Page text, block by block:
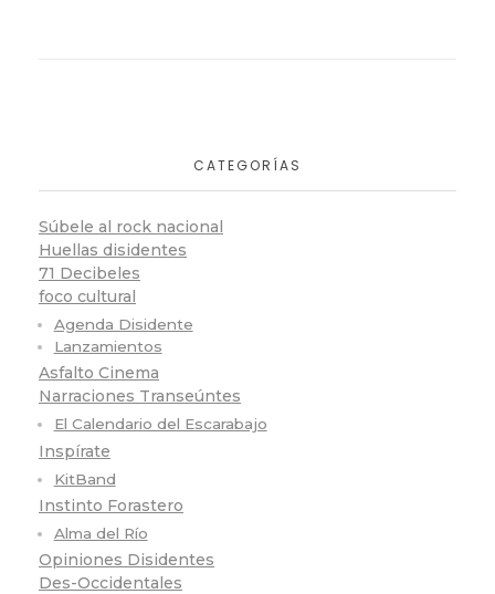
CATEGORÍAS
Súbele al rock nacional
Huellas disidentes
71 Decibeles
foco cultural
Agenda Disidente
Lanzamientos
Asfalto Cinema
Narraciones Transeúntes
El Calendario del Escarabajo
Inspírate
KitBand
Instinto Forastero
Alma del Río
Opiniones Disidentes
Des-Occidentales